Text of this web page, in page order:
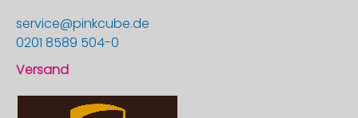
service@pinkcube.de
0201 8589 504-0
Versand